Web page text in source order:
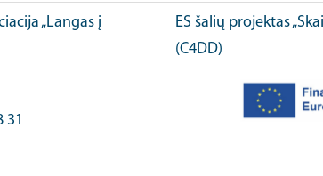
„Langas į
31
ES šalių projektas
(C4DD)